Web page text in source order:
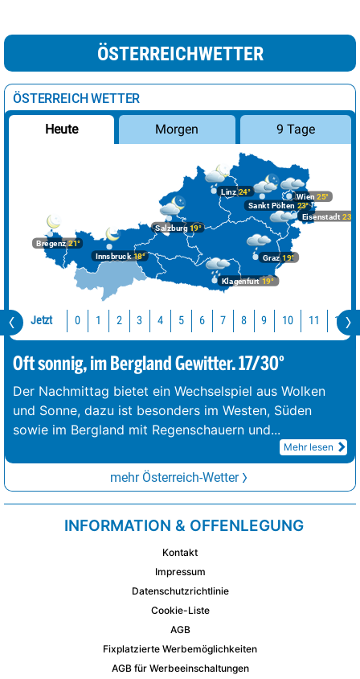
ÖSTERREICHWETTER
ÖSTERREICH WETTER
Heute Morgen 9 Tage
Bregenz21°
Graz19°
Innsbruck18°
Klagenfurt 19°
Linz24°
Salzburg19°
Wien 25°
Eisenstadt 23°
Sankt Pölten 23°
Jetzt 0 1 2 3 4 5 6 7 8 9 10 11 12
Oft sonnig, im Bergland Gewitter. 17/30°
Der Nachmittag bietet ein Wechselspiel aus Wolken
und Sonne, dazu ist besonders im Westen, Süden
sowie im Bergland mit Regenschauern und...
Mehr lesen
mehr Österreich-Wetter
INFORMATION & OFFENLEGUNG
Kontakt
Impressum
Datenschutzrichtlinie
Cookie-Liste
AGB
Fixplatzierte Werbemöglichkeiten
AGB für Werbeeinschaltungen